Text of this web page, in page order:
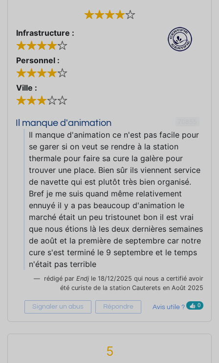
Infrastructure :
Personnel :
Ville :
Il manque d'animation
Il manque d'animation ce n'est pas facile pour
se garer si on veut se rendre à la station
thermale pour faire sa cure la galère pour
trouver une place. Bien sûr ils viennent service
de navette qui est plutôt très bien organisé.
Bref je me suis quand même relativement
ennuyé il y a pas beaucoup d'animation le
marché était un peu tristounet bon il est vrai
que nous étions là les deux dernières semaines
de août et la première de septembre car notre
cure s'est terminé le 9 septembre et le temps
n'était pas terrible
rédigé par Endj le 18/12/2025 qui nous a certifié avoir
été curiste de la station Cauterets en Août 2025
Signaler un abus Répondre Avis utile ? 0
5